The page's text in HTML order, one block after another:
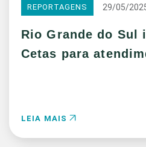
REPORTAGENS 29/05/
Rio Grande do Sul
Cetas para
LEIA MAIS